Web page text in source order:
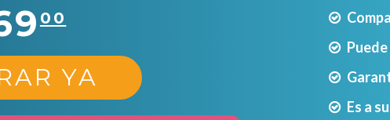
00
YA
Es a